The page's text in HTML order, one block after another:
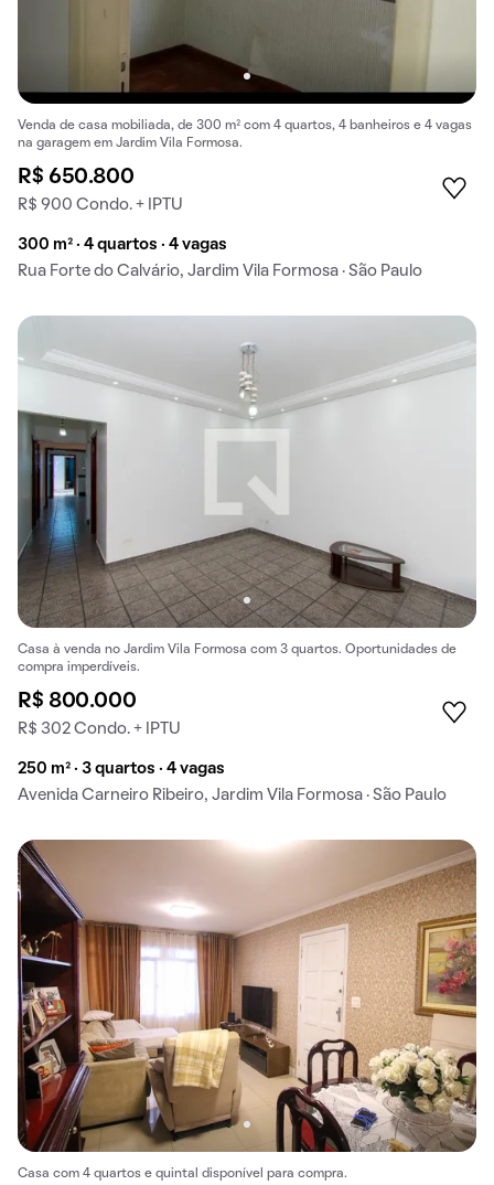
Venda de casa mobiliada, de 300 m² com 4 quartos, 4 banheiros e 4 vagas
na garagem em Jardim Vila Formosa.
R$ 650.800
R$ 900 Condo. + IPTU
300 m² · 4 quartos · 4 vagas
Rua Forte do Calvário, Jardim Vila Formosa · São Paulo
Casa à venda no Jardim Vila Formosa com 3 quartos. Oportunidades de
compra imperdíveis.
R$ 800.000
R$ 302 Condo. + IPTU
250 m² · 3 quartos · 4 vagas
Avenida Carneiro Ribeiro, Jardim Vila Formosa · São Paulo
Casa com 4 quartos e quintal disponível para compra.